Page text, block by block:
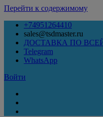
Перейти к содержимому
+74951264410
sales@tsdmaster.ru
ДОСТАВКА ПО
Telegram
WhatsApp
Войти